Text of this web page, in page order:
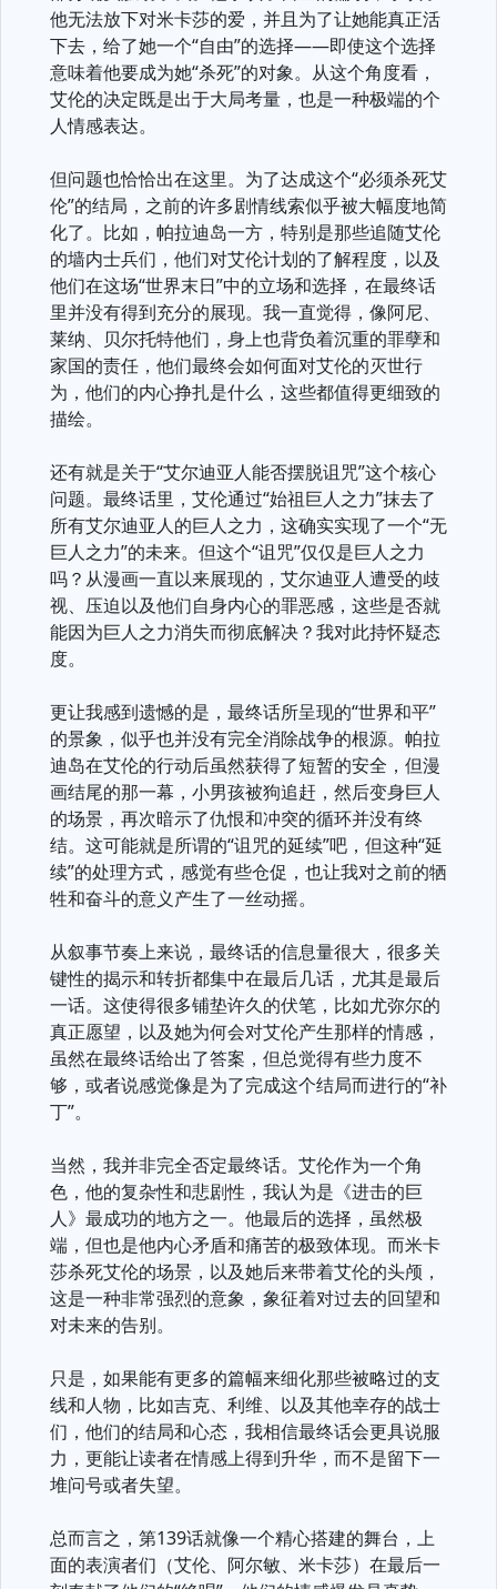
他无法放下对米卡莎的爱，并且为了让她能真正活
下去，给了她一个“自由”的选择——即使这个选择
意味着他要成为她“杀死”的对象。从这个角度看，
艾伦的决定既是出于大局考量，也是一种极端的个
人情感表达。
但问题也恰恰出在这里。为了达成这个“必须杀死艾
伦”的结局，之前的许多剧情线索似乎被大幅度地简
化了。比如，帕拉迪岛一方，特别是那些追随艾伦
的墙内士兵们，他们对艾伦计划的了解程度，以及
他们在这场“世界末日”中的立场和选择，在最终话
里并没有得到充分的展现。我一直觉得，像阿尼、
莱纳、贝尔托特他们，身上也背负着沉重的罪孽和
家国的责任，他们最终会如何面对艾伦的灭世行
为，他们的内心挣扎是什么，这些都值得更细致的
描绘。
还有就是关于“艾尔迪亚人能否摆脱诅咒”这个核心
问题。最终话里，艾伦通过“始祖巨人之力”抹去了
所有艾尔迪亚人的巨人之力，这确实实现了一个“无
巨人之力”的未来。但这个“诅咒”仅仅是巨人之力
吗？从漫画一直以来展现的，艾尔迪亚人遭受的歧
视、压迫以及他们自身内心的罪恶感，这些是否就
能因为巨人之力消失而彻底解决？我对此持怀疑态
度。
更让我感到遗憾的是，最终话所呈现的“世界和平”
的景象，似乎也并没有完全消除战争的根源。帕拉
迪岛在艾伦的行动后虽然获得了短暂的安全，但漫
画结尾的那一幕，小男孩被狗追赶，然后变身巨人
的场景，再次暗示了仇恨和冲突的循环并没有终
结。这可能就是所谓的“诅咒的延续”吧，但这种“延
续”的处理方式，感觉有些仓促，也让我对之前的牺
牲和奋斗的意义产生了一丝动摇。
从叙事节奏上来说，最终话的信息量很大，很多关
键性的揭示和转折都集中在最后几话，尤其是最后
一话。这使得很多铺垫许久的伏笔，比如尤弥尔的
真正愿望，以及她为何会对艾伦产生那样的情感，
虽然在最终话给出了答案，但总觉得有些力度不
够，或者说感觉像是为了完成这个结局而进行的“补
丁”。
当然，我并非完全否定最终话。艾伦作为一个角
色，他的复杂性和悲剧性，我认为是《进击的巨
人》最成功的地方之一。他最后的选择，虽然极
端，但也是他内心矛盾和痛苦的极致体现。而米卡
莎杀死艾伦的场景，以及她后来带着艾伦的头颅，
这是一种非常强烈的意象，象征着对过去的回望和
对未来的告别。
只是，如果能有更多的篇幅来细化那些被略过的支
线和人物，比如吉克、利维、以及其他幸存的战士
们，他们的结局和心态，我相信最终话会更具说服
力，更能让读者在情感上得到升华，而不是留下一
堆问号或者失望。
总而言之，第139话就像一个精心搭建的舞台，上
面的表演者们（艾伦、阿尔敏、米卡莎）在最后一